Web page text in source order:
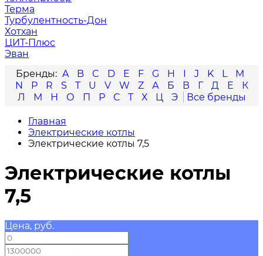
Терма
Турбулентность-Дон
Хотхан
ЦИТ-Плюс
Эван
A
B C D E F G H I J K L
M
N
P R S T U V W Z А Б В Г Д Е
К
Л
М Н О П Р С Т Х Ц Э
Главная
Электрические котлы
Электрические котлы 7,5
Электрические котлы
7,5
Цена, руб.